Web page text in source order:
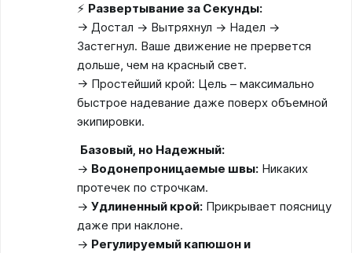
⚡ Развертывание за Секунды:
→ Достал → Вытряхнул → Надел →
Застегнул. Ваше движение не прервется
дольше, чем на красный свет.
→ Простейший крой: Цель – максимально
быстрое надевание даже поверх объемной
экипировки.
Базовый, но Надежный:
→ Водонепроницаемые швы: Никаких
протечек по строчкам.
→ Удлиненный крой: Прикрывает поясницу
даже при наклоне.
→ Регулируемый капюшон и